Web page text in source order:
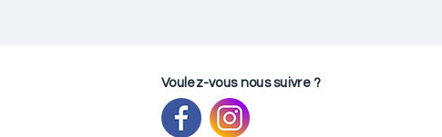
Voulez-vous nous suivre ?